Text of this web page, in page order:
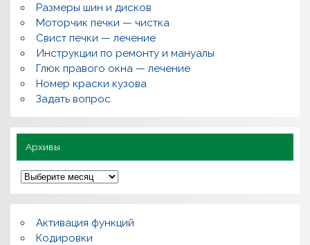
р
о
ы
,
о
л
з
Размеры шин и дисков
Моторчик печки — чистка
Свист печки — лечение
Инструкции по ремонту и мануалы
Глюк правого окна — лечение
Номер краски кузова
Задать вопрос
Архивы
А
р
х
и
ы
Активация функций
Кодировки